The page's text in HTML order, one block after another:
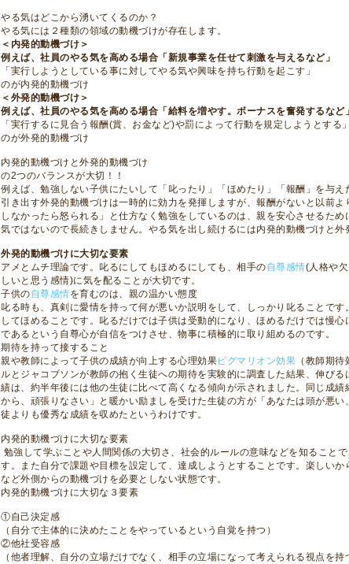
やる気はどこから湧いてくるのか？
やる気には２種類の領域の動機づけが存在します。
＜内発的動機づけ＞
例えば、社員のやる気を高める場合「新規事業を任せて刺激を与えるなど」
「実行しようとしている事に対してやる気や興味を持ち行動を起こす」
のが内発的動機づけ
＜外発的動機づけ＞
例えば、社員のやる気を高める場合「給料を増やす。 ボーナスを奮発するなど」
「実行するに見合う報酬(賞、お金など)や罰によって行動を規定しようとする」
のが外発的動機づけ
内発的動機づけと外発的動機づけ
の2つのバランスが大切！！
例えば、勉強しない子供にたいして「叱ったり」「ほめたり」「報酬」を与
引き出す外発的動機づけは一時的に効力を発揮しますが、報酬がないと以前
しなかったら怒られる」と仕方なく勉強をしているのは、親を安心させるた
気ではないので長続きしません。やる気を出し続けるには内発的動機づけと外
外発的動機づけに大切な要素
アメとムチ理論です。叱るにしてもほめるにしても、相手の自尊感情(人格や
しいと思う感情)に気を配ることが大切です。
子供の自尊感情を育むのは、親の温かい態度
叱る時も、真剣に愛情を持って何が悪いか説明をして、しっかり叱ることで
してほめることです。叱るだけでは子供は受動的になり、ほめるだけでは慢
であるという自尊心が自信をつけさせ、物事に積極的に取り組めるのです。
期待を持って接すること
親や教師によって子供の成績が向上する心理効果ピグマリオン効果 （教師期
ルとジャコブソンが教師の抱く生徒への期待を実験的に調査した結果、伸び
績は、約半年後には他の生徒に比べて高くなる傾向が示されました。同じ成
から、頑張りなさい」と暖かい励ましを受けた生徒の方が「あなたは頭が悪
徒よりも優秀な成績を収めたというわけです。
内発的動機づけに大切な要素
勉強して学ぶことや人間関係の大切さ、社会的ルールの意味などを知ること
す。また自分で課題や目標を設定して、達成しようとすることです。楽しい
など外側からの動機づけを必要としない状態です。
内発的動機づけに大切な３要素
①自己決定感
（自分で主体的に決めたことをやっているという自覚を持つ）
②他社受容感
（他者理解、自分の立場だけでなく、相手の立場になって考えられる視点を持